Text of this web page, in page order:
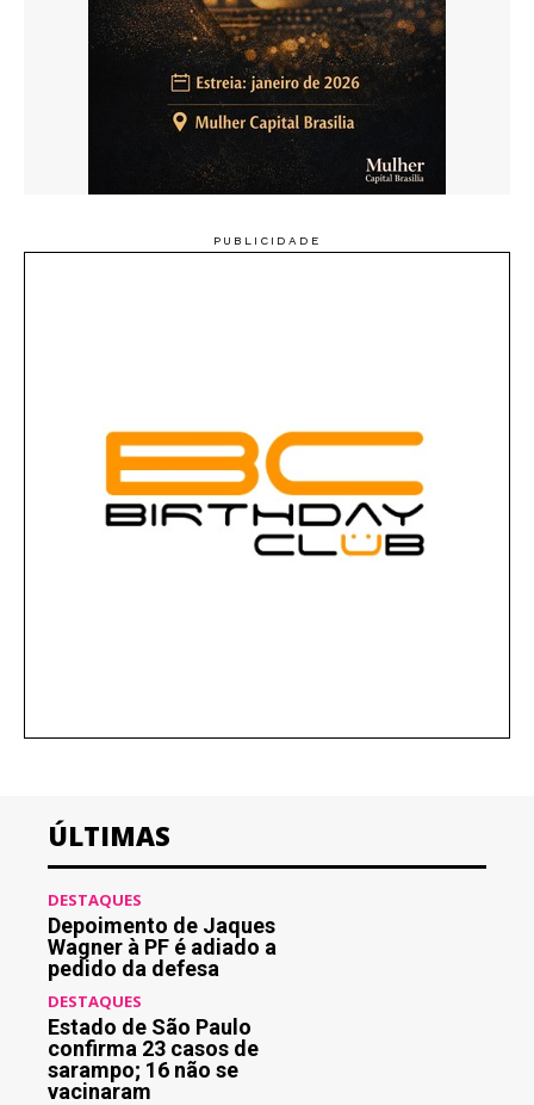
ÚLTIMAS
DESTAQUES
Depoimento de Jaques
Wagner à PF é adiado a
pedido da defesa
DESTAQUES
Estado de São Paulo
confirma 23 casos de
sarampo; 16 não se
vacinaram